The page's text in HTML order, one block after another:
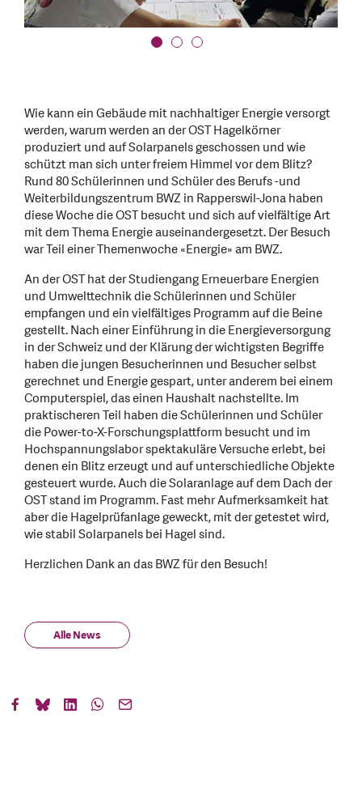
Wie kann ein Gebäude mit nachhaltiger Energie versorgt
werden, warum werden an der OST Hagelkörner
produziert und auf Solarpanels geschossen und wie
schützt man sich unter freiem Himmel vor dem Blitz?
Rund 80 Schülerinnen und Schüler des Berufs -und
Weiterbildungszentrum BWZ in Rapperswil-Jona haben
diese Woche die OST besucht und sich auf vielfältige Art
mit dem Thema Energie auseinandergesetzt. Der Besuch
war Teil einer Themenwoche «Energie» am BWZ.
An der OST hat der Studiengang Erneuerbare Energien
und Umwelttechnik die Schülerinnen und Schüler
empfangen und ein vielfältiges Programm auf die Beine
gestellt. Nach einer Einführung in die Energieversorgung
in der Schweiz und der Klärung der wichtigsten Begriffe
haben die jungen Besucherinnen und Besucher selbst
gerechnet und Energie gespart, unter anderem bei einem
Computerspiel, das einen Haushalt nachstellte. Im
praktischeren Teil haben die Schülerinnen und Schüler
die Power-to-X-Forschungsplattform besucht und im
Hochspannungslabor spektakuläre Versuche erlebt, bei
denen ein Blitz erzeugt und auf unterschiedliche Objekte
gesteuert wurde. Auch die Solaranlage auf dem Dach der
OST stand im Programm. Fast mehr Aufmerksamkeit hat
aber die Hagelprüfanlage geweckt, mit der getestet wird,
wie stabil Solarpanels bei Hagel sind.
Herzlichen Dank an das BWZ für den Besuch!
Alle News